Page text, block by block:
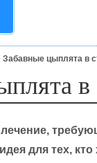
Забавные цыплята в
в
для тех,